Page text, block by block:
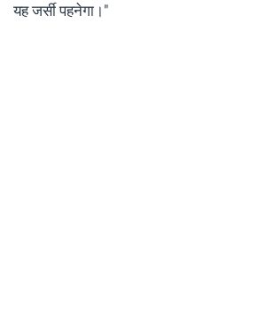
यह जर्सी पहनेगा।"